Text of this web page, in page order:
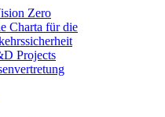
Zero
Charta für die
Projects